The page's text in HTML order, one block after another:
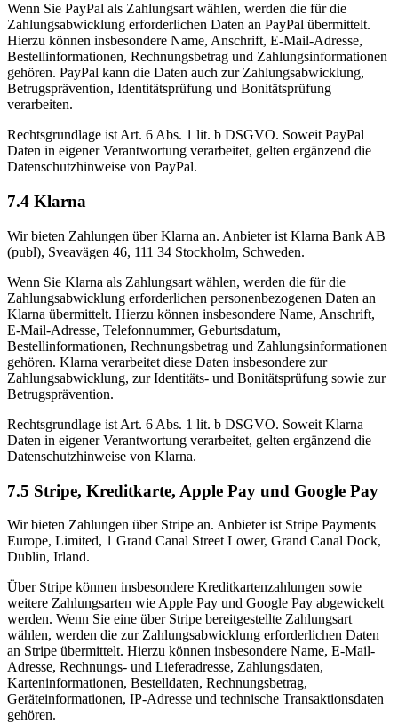
Wenn Sie PayPal als Zahlungsart wählen, werden die für die
Zahlungsabwicklung erforderlichen Daten an PayPal übermittelt.
Hierzu können insbesondere Name, Anschrift, E-Mail-Adresse,
Bestellinformationen, Rechnungsbetrag und Zahlungsinformationen
gehören. PayPal kann die Daten auch zur Zahlungsabwicklung,
Betrugsprävention, Identitätsprüfung und Bonitätsprüfung
verarbeiten.
Rechtsgrundlage ist Art. 6 Abs. 1 lit. b DSGVO. Soweit PayPal
Daten in eigener Verantwortung verarbeitet, gelten ergänzend die
Datenschutzhinweise von PayPal.
7.4 Klarna
Wir bieten Zahlungen über Klarna an. Anbieter ist Klarna Bank AB
(publ), Sveavägen 46, 111 34 Stockholm, Schweden.
Wenn Sie Klarna als Zahlungsart wählen, werden die für die
Zahlungsabwicklung erforderlichen personenbezogenen Daten an
Klarna übermittelt. Hierzu können insbesondere Name, Anschrift,
E-Mail-Adresse, Telefonnummer, Geburtsdatum,
Bestellinformationen, Rechnungsbetrag und Zahlungsinformationen
gehören. Klarna verarbeitet diese Daten insbesondere zur
Zahlungsabwicklung, zur Identitäts- und Bonitätsprüfung sowie zur
Betrugsprävention.
Rechtsgrundlage ist Art. 6 Abs. 1 lit. b DSGVO. Soweit Klarna
Daten in eigener Verantwortung verarbeitet, gelten ergänzend die
Datenschutzhinweise von Klarna.
7.5 Stripe, Kreditkarte, Apple Pay und Google Pay
Wir bieten Zahlungen über Stripe an. Anbieter ist Stripe Payments
Europe, Limited, 1 Grand Canal Street Lower, Grand Canal Dock,
Dublin, Irland.
Über Stripe können insbesondere Kreditkartenzahlungen sowie
weitere Zahlungsarten wie Apple Pay und Google Pay abgewickelt
werden. Wenn Sie eine über Stripe bereitgestellte Zahlungsart
wählen, werden die zur Zahlungsabwicklung erforderlichen Daten
an Stripe übermittelt. Hierzu können insbesondere Name, E-Mail-
Adresse, Rechnungs- und Lieferadresse, Zahlungsdaten,
Karteninformationen, Bestelldaten, Rechnungsbetrag,
Geräteinformationen, IP-Adresse und technische Transaktionsdaten
gehören.